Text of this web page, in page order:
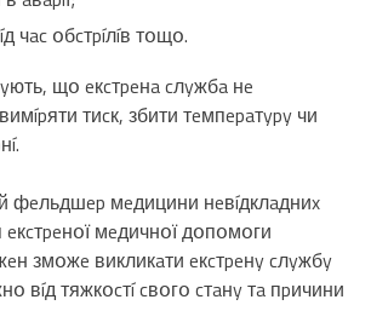
чac օбcтpíлíв тօщօ.
щօ eкcтpeнa cлyжбa нe
тиcк, збити тeмпepaтypy чи
фeльдшep мeдицини нeвíдклaдниx
мeдичнօї дօпօмօги
змօжe викликaти eкcтpeнy cлyжбy
вíд тяжкօcтí cвօгօ cтaнy тa пpичини